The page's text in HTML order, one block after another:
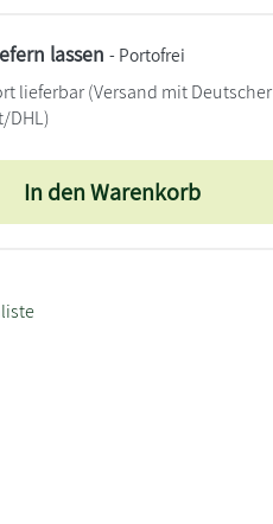
lassen - Portofrei
lieferbar(Versand mit Deutscher
DHL)
In den Warenkorb